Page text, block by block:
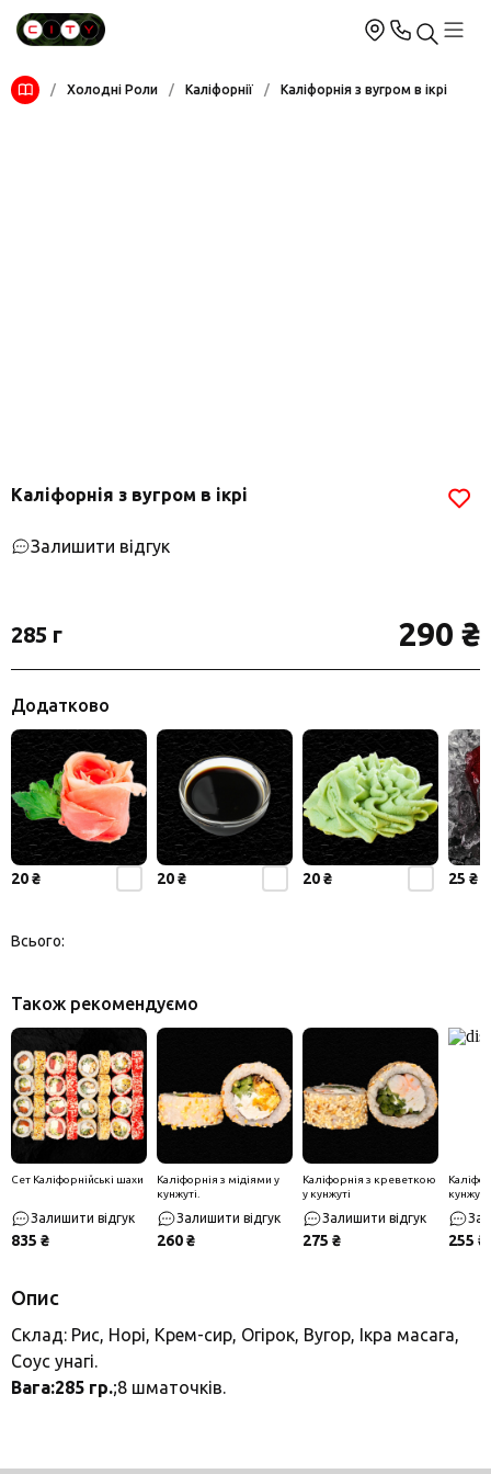
/ Холодні Роли / Каліфорнії / Каліфорнія з вугром в ікрі
Каліфорнія з вугром в ікрі
Залишити відгук
285 г 290 ₴
Додатково
20 ₴ 20 ₴ 20 ₴ 25 ₴
Всього:
Також рекомендуємо
Сет Каліфорнійські шахи
Залишити відгук
835 ₴
Каліфорнія з мідіями у
кунжуті.
Залишити відгук
260 ₴
Каліфорнія з креветкою
у кунжуті
Залишити відгук
275 ₴
кунжуті
255 ₴
Опис
Склад: Рис, Норі, Крем-сир, Огірок, Вугор, Ікра масага,
Соус унагі.
Вага:285 гр.;8 шматочків.